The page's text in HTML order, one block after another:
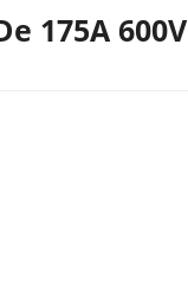
175A 600V